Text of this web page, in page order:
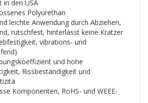
in den USA
Polyurethan
leichte Anwendung durch Abziehen,
rutschfest, hinterlässt keine Kratzer
vibrations- und
und hohe
Rissbeständigkeit und
Komponenten, RoHS- und WEEE-